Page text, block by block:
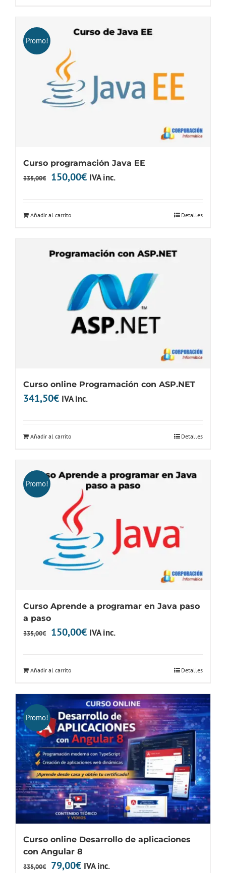
Promo!
Curso programación Java EE
335,00€
El
era:
150,00€ElIVA inc.
Añadir al carrito Detalles
Curso online Programación con ASP.NET
341,50€ IVA inc.
Añadir al carrito Detalles
Promo!
Curso Aprende a programar en Java paso
a paso
335,00€
El
era:
335,00€.
150,00€El
150,00€.
IVA inc.
Añadir al carrito Detalles
Promo!
Curso online Desarrollo de aplicaciones
con Angular 8
335,00€
El
79,00€ElIVA inc.